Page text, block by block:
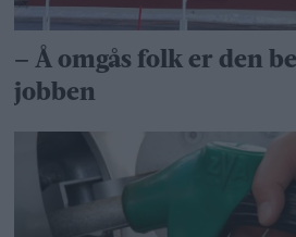
– Å omgås folk er den
jobben